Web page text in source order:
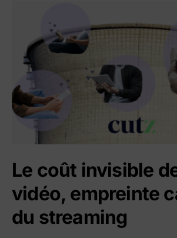
Le coût invisible
vidéo, empreinte
du streaming